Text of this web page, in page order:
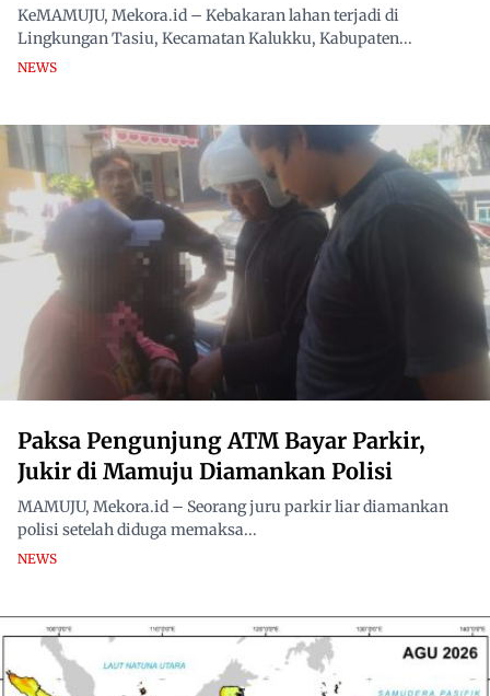
KeMAMUJU, Mekora.id – Kebakaran lahan terjadi di
Lingkungan Tasiu, Kecamatan Kalukku, Kabupaten...
NEWS
Paksa Pengunjung ATM Bayar Parkir,
Jukir di Mamuju Diamankan Polisi
MAMUJU, Mekora.id – Seorang juru parkir liar diamankan
polisi setelah diduga memaksa...
NEWS